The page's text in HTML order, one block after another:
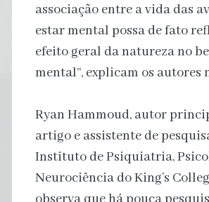
associação entre a vida das
estar mental possa de fato
efeito geral da natureza no
mental”, explicam os autores
Ryan Hammoud, autor
artigo e assistente de
Instituto de Psiquiatria,
Neurociência do King’s